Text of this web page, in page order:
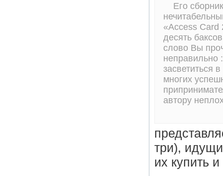
Его
«Access Card
десять
слово Вы
неправильно
засветиться
многих
автору
три),
их купить